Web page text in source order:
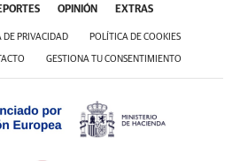
OPINIÓN EXTRAS
DE PRIVACIDAD POLÍTICA DE COOKIES
GESTIONA TU CONSENTIMIENTO